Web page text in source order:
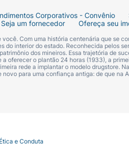
Corporativos - Convênio
Seja um fornecedor Ofereça seu
Com uma história centenária que se
interior do estado. Reconhecida pelos
dos mineiros. Essa trajetória de
oferecer o plantão 24 horas (1933), a
rede a implantar o modelo drugstore.
para uma confiança antiga: de que
e Conduta